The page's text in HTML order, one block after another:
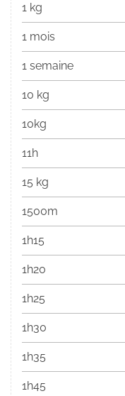
1 kg
1 mois
1 semaine
10 kg
10kg
11h
15 kg
1500m
1h15
1h20
1h25
1h30
1h35
1h45